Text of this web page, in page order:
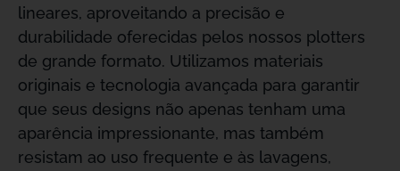
lineares, aproveitando a precisão e
durabilidade oferecidas pelos nossos plotters
de grande formato. Utilizamos materiais
originais e tecnologia avançada para garantir
que seus designs não apenas tenham uma
aparência impressionante, mas também
resistam ao uso frequente e às lavagens,